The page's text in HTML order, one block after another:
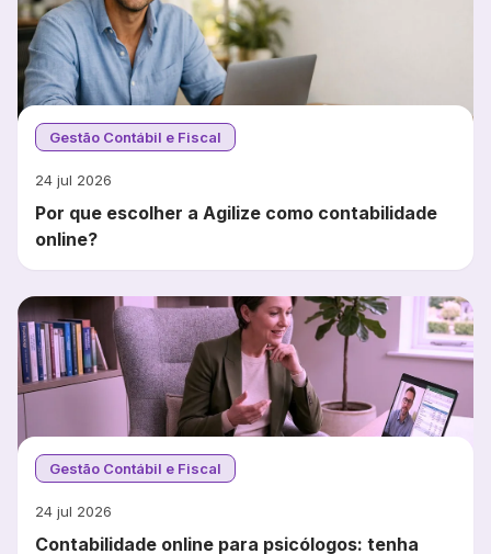
Gestão Contábil e Fiscal
24 jul 2026
Por que escolher a Agilize como contabilidade
online?
Gestão Contábil e Fiscal
24 jul 2026
Contabilidade online para psicólogos: tenha